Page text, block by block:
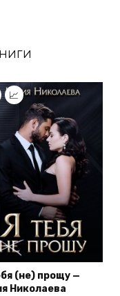
(не) прощу —
Николаева